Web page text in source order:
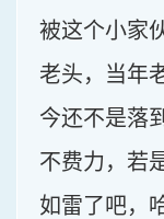
被这个小家
老头，当年
今还不是落
不费力，若
如雷了吧